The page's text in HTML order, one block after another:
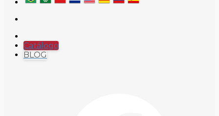
Catálogo
BLOG